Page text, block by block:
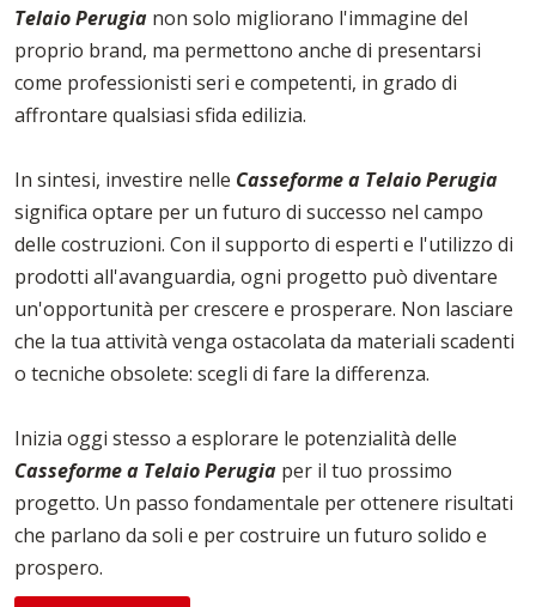
Telaio Perugia non solo migliorano l'immagine del
proprio brand, ma permettono anche di presentarsi
come professionisti seri e competenti, in grado di
affrontare qualsiasi sfida edilizia.
In sintesi, investire nelle Casseforme a Telaio Perugia
significa optare per un futuro di successo nel campo
delle costruzioni. Con il supporto di esperti e l'utilizzo di
prodotti all'avanguardia, ogni progetto può diventare
un'opportunità per crescere e prosperare. Non lasciare
che la tua attività venga ostacolata da materiali scadenti
o tecniche obsolete: scegli di fare la differenza.
Inizia oggi stesso a esplorare le potenzialità delle
Casseforme a Telaio Perugia per il tuo prossimo
progetto. Un passo fondamentale per ottenere risultati
che parlano da soli e per costruire un futuro solido e
prospero.